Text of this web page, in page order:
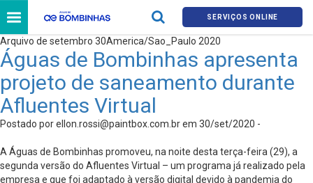
SERVIÇOS ONLINE
Arquivo de setembro 30America/Sao_Paulo 2020
Águas de Bombinhas apresenta
projeto de saneamento durante
Afluentes Virtual
Postado porellon.rossi@paintbox.com.brem 30/set/2020 -
A Águas de Bombinhas promoveu, na noite desta terça-feira (29), a
segunda versão do Afluentes Virtual – um programa já realizado pela
empresa e que foi adaptado à versão digital devido à pandemia do